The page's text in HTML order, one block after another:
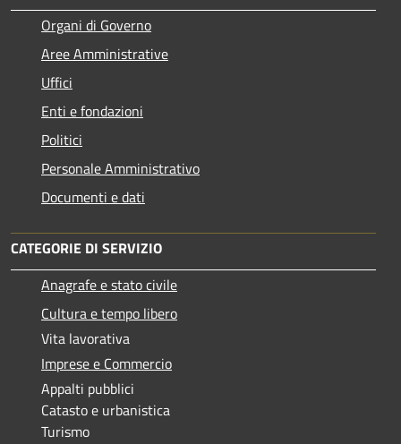
Organi di Governo
Aree Amministrative
Uffici
Enti e fondazioni
Politici
Personale Amministrativo
Documenti e dati
CATEGORIE DI SERVIZIO
Anagrafe e stato civile
Cultura e tempo libero
Vita lavorativa
Imprese e Commercio
Appalti pubblici
Catasto e urbanistica
Turismo